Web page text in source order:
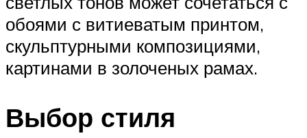
обоями с витиеватым принтом,
скульптурными композициями,
картинами в золоченых рамах.
Выбор стиля